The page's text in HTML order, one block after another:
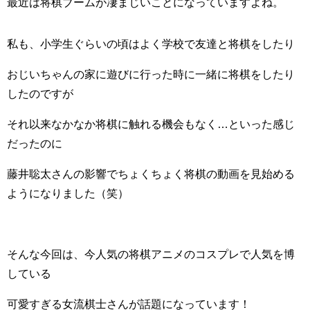
私も、小学生ぐらいの頃はよく学校で友達と将棋をしたり
おじいちゃんの家に遊びに行った時に一緒に将棋をしたり
したのですが
それ以来なかなか将棋に触れる機会もなく…といった感じ
だったのに
藤井聡太さんの影響でちょくちょく将棋の動画を見始める
ようになりました（笑）
そんな今回は、今人気の将棋アニメのコスプレで人気を博
している
可愛すぎる女流棋士さんが話題になっています！